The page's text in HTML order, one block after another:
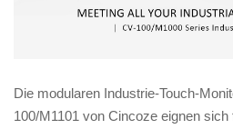
Die modularen Industrie-Touch-
100/M1101 von Cincoze eignen